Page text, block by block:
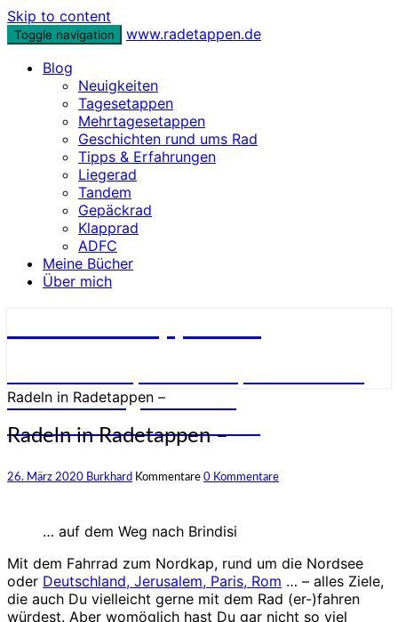
Skip to content
Toggle navigation
www.radetappen.de
Blog
Neuigkeiten
Tagesetappen
Mehrtagesetappen
Geschichten rund ums Rad
Tipps & Erfahrungen
Liegerad
Tandem
Gepäckrad
Klapprad
ADFC
Meine Bücher
Über mich
und Erfahrungen auf den
unterschiedlichsten Rädern
Radeln in Radetappen –
Radeln in Radetappen –
26. März 2020 Burkhard Kommentare 0 Kommentare
… auf dem Weg nach Brindisi
Mit dem Fahrrad zum Nordkap, rund um die Nordsee
oder Deutschland, Jerusalem, Paris, Rom … – alles Ziele,
die auch Du vielleicht gerne mit dem Rad (er-)fahren
würdest. Aber womöglich hast Du gar nicht so viel